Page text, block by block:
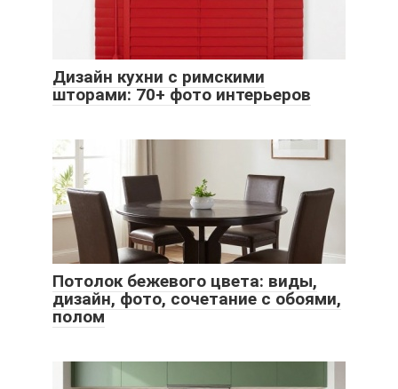
Дизайн кухни с римскими
шторами: 70+ фото интерьеров
Потолок бежевого цвета: виды,
дизайн, фото, сочетание с обоями,
полом